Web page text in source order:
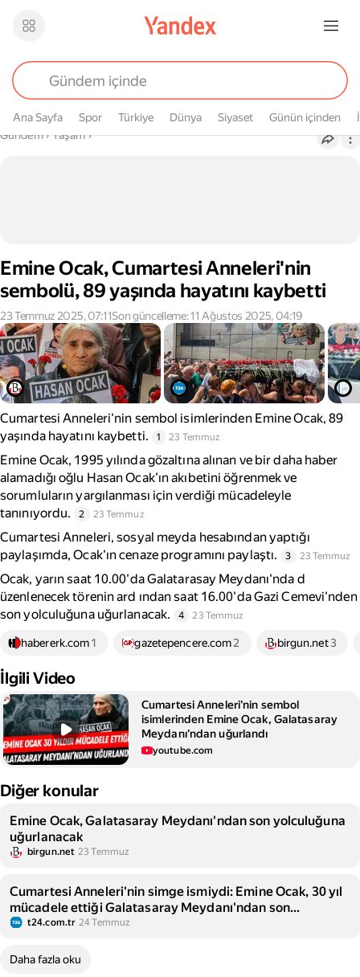
Ana Sayfa Spor Türkiye Dünya Siyaset Günün içinden
Buradasın
Gündem› Yaşam›
Emine Ocak, Cumartesi Anneleri'nin
sembolü, 89 yaşında hayatını kaybetti
23 Temmuz 2025, 07:11Son güncelleme: 11 Ağustos 2025, 04:19
Cumartesi Anneleri'nin sembol isimlerinden Emine Ocak, 89
yaşında hayatını kaybetti.
1 23 Temmuz
Emine Ocak, 1995 yılında gözaltına alınan ve bir daha haber
alamadığı oğlu Hasan Ocak’ın akıbetini öğrenmek ve
sorumluların yargılanması için verdiği mücadeleyle
tanınıyordu.
2 23 Temmuz
Cumartesi Anneleri, sosyal meyda hesabından yaptığı
paylaşımda, Ocak'ın cenaze programını paylaştı.
3 23 Temmuz
Ocak, yarın saat 10.00'da Galatarasay Meydanı'nda d
üzenlenecek törenin ard ından saat 16.00'da Gazi Cemevi'nden
son yolculuğuna uğurlanacak.
4 23 Temmuz
habererk.com1 gazetepencere.com2 birgun.net3
İlgili Video
Cumartesi Anneleri'nin sembol
isimlerinden Emine Ocak, Galatasaray
Meydanı'ndan uğurlandı
youtube.com
Diğer konular
Emine Ocak, Galatasaray Meydanı'ndan son yolculuğuna
uğurlanacak
birgun.net 23 Temmuz
Cumartesi Anneleri'nin simge ismiydi: Emine Ocak, 30 yıl
mücadele ettiği Galatasaray Meydanı'ndan son
yolculuğuna uğurlandı
t24.com.tr 24 Temmuz
Daha fazla oku